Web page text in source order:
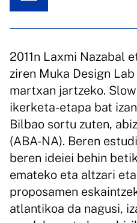
2011n Laxmi Nazabal
ziren Muka Design
martxan jartzeko.
ikerketa-etapa bat
Bilbao sortu zuten,
(ABA-NA). Beren
beren ideiei behin
emateko eta altzari
proposamen
atlantikoa da nagusi,